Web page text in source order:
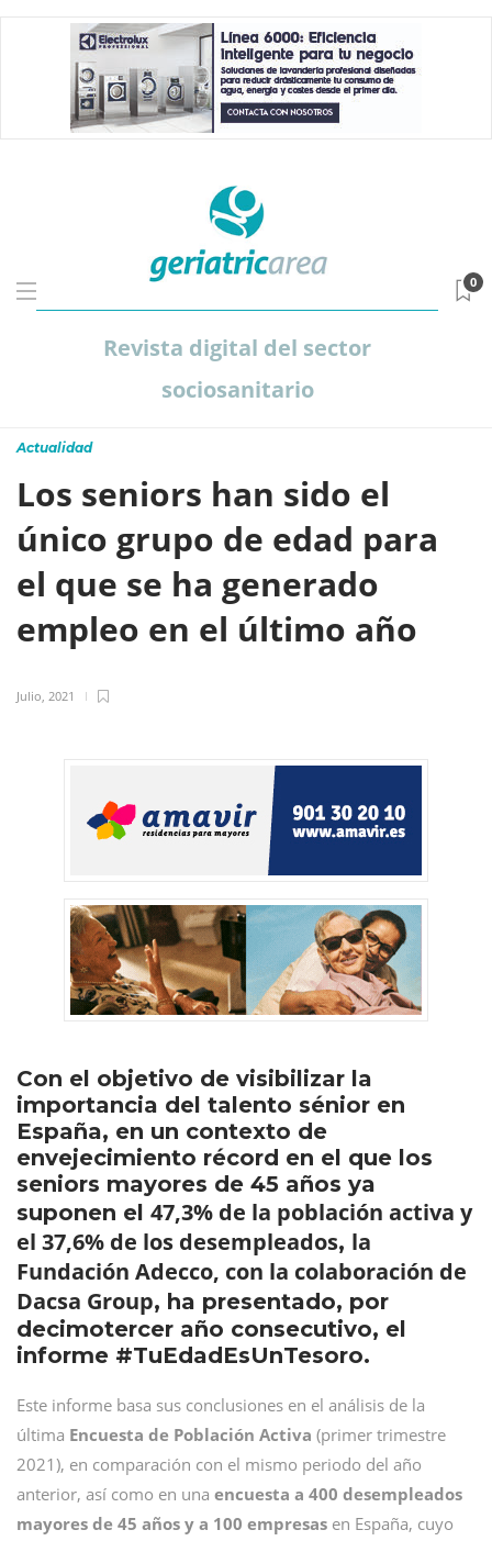
Revista digital del sector
sociosanitario
0
Actualidad
Los seniors han sido el
único grupo de edad para
el que se ha generado
empleo en el último año
Julio, 2021
Con el objetivo de visibilizar la
importancia del talento sénior en
España, en un contexto de
envejecimiento récord en el que los
seniors mayores de 45 años ya
suponen el 47,3% de la población activa y
el 37,6% de los desempleados, la
Fundación Adecco, con la colaboración de
Dacsa Group, ha presentado, por
decimotercer año consecutivo, el
informe #TuEdadEsUnTesoro.
Este informe basa sus conclusiones en el análisis de la
última Encuesta de Población Activa (primer trimestre
2021), en comparación con el mismo periodo del año
anterior, así como en una encuesta a 400 desempleados
mayores de 45 años y a 100 empresas en España, cuyo